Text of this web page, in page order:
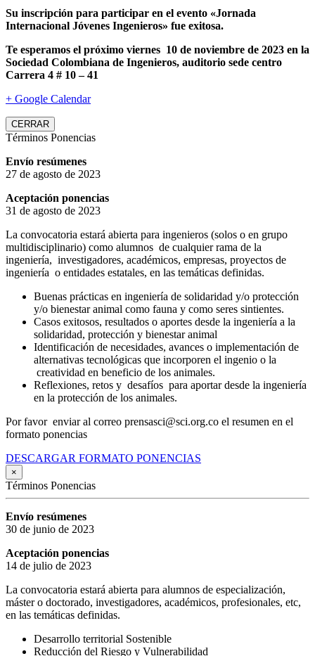
Su inscripción para participar en el evento «Jornada
Internacional Jóvenes Ingenieros» fue exitosa.
Te esperamos el próximo viernes 10 de noviembre de 2023 en la
Sociedad Colombiana de Ingenieros, auditorio sede centro
Carrera 4 # 10 – 41
+ Google Calendar
CERRAR
Términos Ponencias
Envío resúmenes
27 de agosto de 2023
Aceptación ponencias
31 de agosto de 2023
La convocatoria estará abierta para ingenieros (solos o en grupo
multidisciplinario) como alumnos de cualquier rama de la
ingeniería, investigadores, académicos, empresas, proyectos de
ingeniería o entidades estatales, en las temáticas definidas.
Buenas prácticas en ingeniería de solidaridad y/o protección
y/o bienestar animal como fauna y como seres sintientes.
Casos exitosos, resultados o aportes desde la ingeniería a la
solidaridad, protección y bienestar animal
Identificación de necesidades, avances o implementación de
alternativas tecnológicas que incorporen el ingenio o la
creatividad en beneficio de los animales.
Reflexiones, retos y desafíos para aportar desde la ingeniería
en la protección de los animales.
Por favor enviar al correo prensasci@sci.org.co el resumen en el
formato ponencias
DESCARGAR FORMATO PONENCIAS
×
Términos Ponencias
Envío resúmenes
30 de junio de 2023
Aceptación ponencias
14 de julio de 2023
La convocatoria estará abierta para alumnos de especialización,
máster o doctorado, investigadores, académicos, profesionales, etc,
en las temáticas definidas.
Desarrollo territorial Sostenible
Reducción del Riesgo y Vulnerabilidad